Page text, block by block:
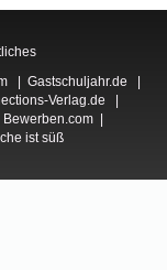
| Gastschuljahr.de |
Verlag.de |
Bewerben.com |
ist süß